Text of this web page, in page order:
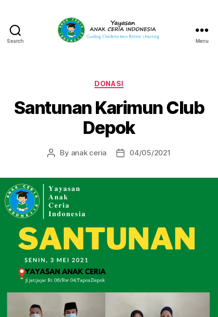
Search
Indonesia
Menu
Categories
DONASI
Santunan Karimun Club
Depok
Post
By anak ceria
Post04/05/2021